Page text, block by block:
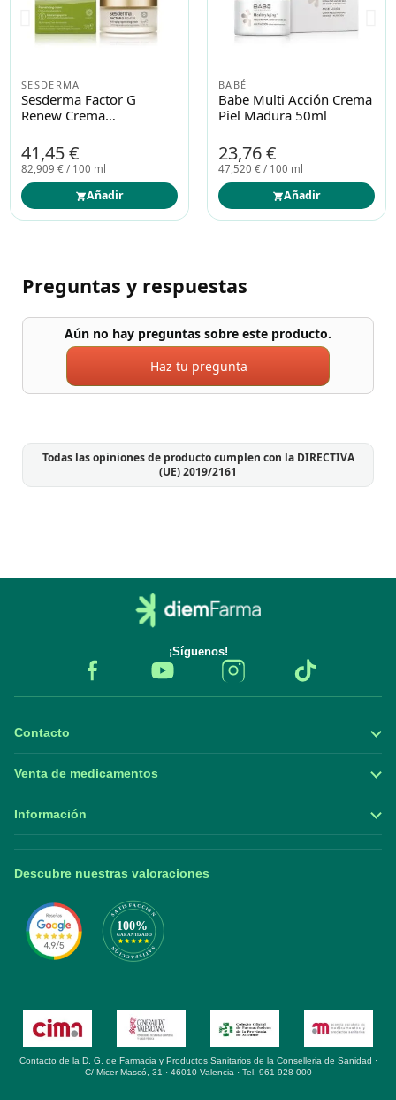
SESDERMA
Sesderma Factor G
Renew Crema
41,45 €
82,909 € / 100 ml
Añadir
BABÉ
Babe Multi Acción Crema
Piel Madura 50ml
23,76 €
47,520 € / 100 ml
Añadir
Preguntas y respuestas
Aún no hay preguntas sobre este producto.
Haz tu pregunta
Todas las opiniones de producto cumplen con la DIRECTIVA
(UE) 2019/2161
¡Síguenos!
Contacto
Venta de medicamentos
Información
Descubre nuestras valoraciones
Contacto de la D. G. de Farmacia y Productos Sanitarios de la Conselleria de Sanidad ·
C/ Micer Mascó, 31 · 46010 Valencia · Tel. 961 928 000